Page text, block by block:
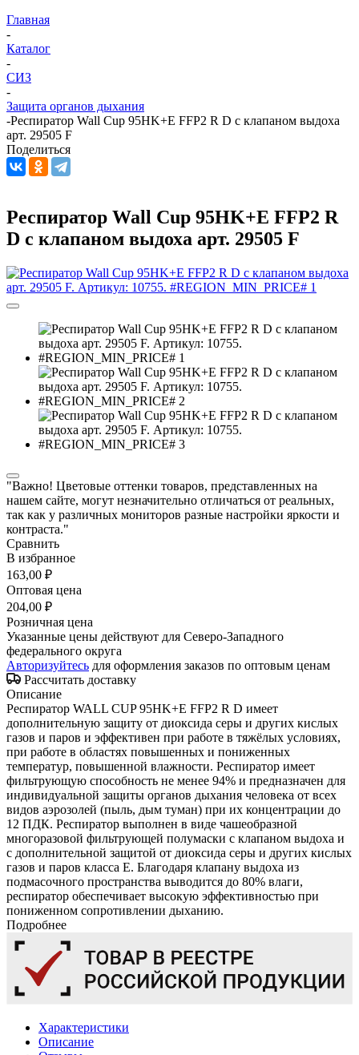
Главная
-
Каталог
-
СИЗ
-
Защита органов дыхания
-Респиратор Wall Cup 95HK+E FFP2 R D с клапаном выдоха
арт. 29505 F
Поделиться
Респиратор Wall Cup 95HK+E FFP2 R
D с клапаном выдоха арт. 29505 F
"Важно! Цветовые оттенки товаров, представленных на
нашем сайте, могут незначительно отличаться от реальных,
так как у различных мониторов разные настройки яркости и
контраста."
Сравнить
В избранное
163,00 ₽
Оптовая цена
204,00 ₽
Розничная цена
Указанные цены действуют для Северо-Западного
федерального округа
Авторизуйтесь для оформления заказов по оптовым ценам
Рассчитать доставку
Описание
Респиратор WALL CUP 95HK+E FFP2 R D имеет
дополнительную защиту от диоксида серы и других кислых
газов и паров и эффективен при работе в тяжёлых условиях,
при работе в областях повышенных и пониженных
температур, повышенной влажности. Респиратор имеет
фильтрующую способность не менее 94% и предназначен для
индивидуальной защиты органов дыхания человека от всех
видов аэрозолей (пыль, дым туман) при их концентрации до
12 ПДК. Респиратор выполнен в виде чашеобразной
многоразовой фильтрующей полумаски с клапаном выдоха и
с дополнительной защитой от диоксида серы и других кислых
газов и паров класса Е. Благодаря клапану выдоха из
подмасочного пространства выводится до 80% влаги,
респиратор обеспечивает высокую эффективностью при
пониженном сопротивлении дыханию.
Подробнее
Характеристики
Описание